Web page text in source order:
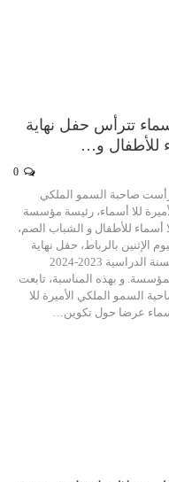
تترأس حفل نهاية
للأطفال و…
صاحبة السمو الملكي
للا أسماء، رئيسة مؤسسة
أسماء للأطفال و الشباب الصم،
الإثنين بالرباط، حفل نهاية
السنة الدراسية 2023-2024
و بهذه المناسبة، تابعت
السمو الملكي الأميرة للا
عرضا حول تكوين…